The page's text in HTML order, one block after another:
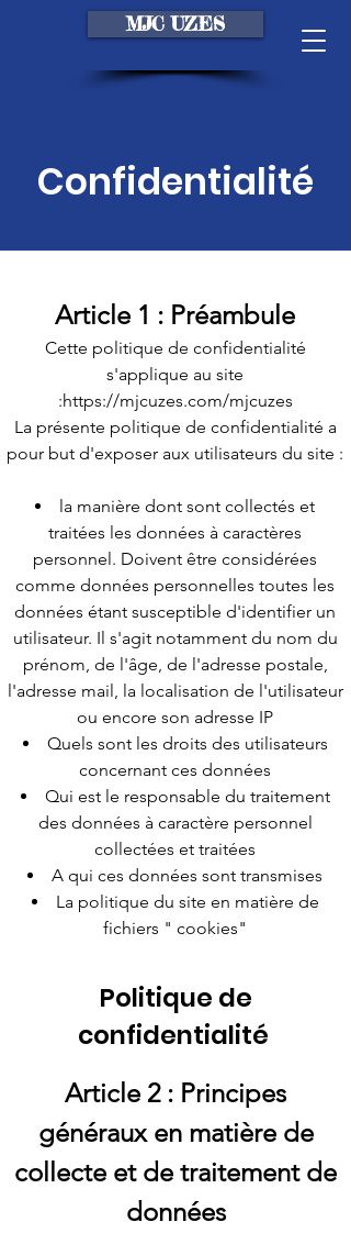
MJC UZES
Confidentialité
Article 1 : Préambule
Cette politique de confidentialité
s'applique au site
:https://mjcuzes.com/mjcuzes
La présente politique de confidentialité a
pour but d'exposer aux utilisateurs du site :
la manière dont sont collectés et
traitées les données à caractères
personnel. Doivent être considérées
comme données personnelles toutes les
données étant susceptible d'identifier un
utilisateur. Il s'agit notamment du nom du
prénom, de l'âge, de l'adresse postale,
l'adresse mail, la localisation de l'utilisateur
ou encore son adresse IP​
Quels sont les droits des utilisateurs
concernant ces données
Qui est le responsable du traitement
des données à caractère personnel
collectées et traitées
A qui ces données sont transmises
La politique du site en matière de
fichiers " cookies"
Politique de
confidentialité
Article 2 : Principes
généraux en matière de
collecte et de traitement de
données